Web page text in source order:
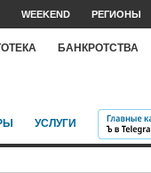
WEEKEND РЕГИОНЫ
БАНКРОТСТВА
УСЛУГИ